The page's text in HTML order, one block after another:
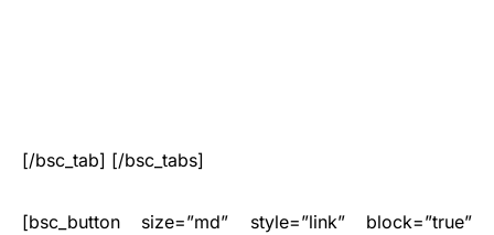
[/bsc_tab] [/bsc_tabs]
[bsc_button size=”md” style=”link” block=”true”